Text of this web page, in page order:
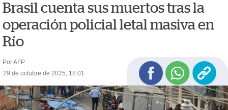
Brasil cuenta sus muertos tras la
operación policial letal masiva en
Río
Por AFP
29 de octubre de 2025, 18:01